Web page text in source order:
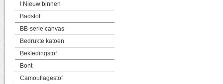
! Nieuw binnen
Badstof
BB-serie canvas
Bedrukte katoen
Bekledingstof
Bont
Camouflagestof